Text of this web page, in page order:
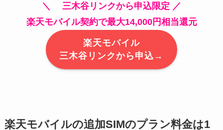
＼ 三木谷リンクから申込限定 ／
楽天モバイル契約で最大14,000円相当還元
楽天モバイル
三木谷リンクから申込→
楽天モバイルの追加SIMのプラン料金は1